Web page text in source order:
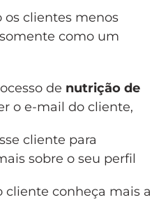
os clientes menos
como um
de nutrição de
o e-mail do cliente,
cliente para
sobre o seu perfil
conheça mais a